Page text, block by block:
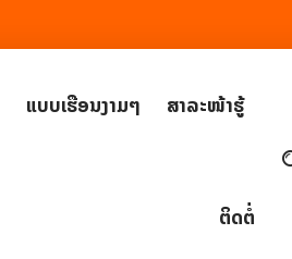
ແບບເຮືອນງາມໆ ສາລະໜ້າຮູ້
ຕິດຕໍ່